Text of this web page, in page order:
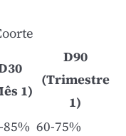
1)
D90
(Trimestre
1)
85% 60-75%